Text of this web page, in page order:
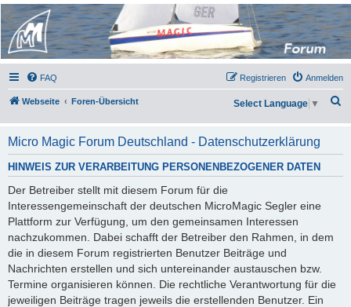
Micro Magic Forum
Deutschland
FAQ Anmelden
Registrieren
Webseite Foren-Übersicht
h
e
Select Language ▼
Micro Magic Forum Deutschland - Datenschutzerklärung
HINWEIS ZUR VERARBEITUNG PERSONENBEZOGENER DATEN
Der Betreiber stellt mit diesem Forum für die
Interessengemeinschaft der deutschen MicroMagic Segler eine
Plattform zur Verfügung, um den gemeinsamen Interessen
nachzukommen. Dabei schafft der Betreiber den Rahmen, in dem
die in diesem Forum registrierten Benutzer Beiträge und
Nachrichten erstellen und sich untereinander austauschen bzw.
Termine organisieren können. Die rechtliche Verantwortung für die
jeweiligen Beiträge tragen jeweils die erstellenden Benutzer. Ein